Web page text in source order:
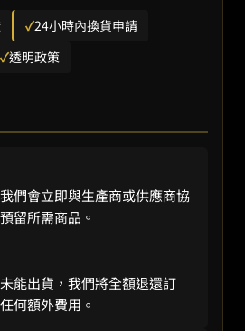
✓24小時內換貨申請
✓透明政策
們會立即與生產商或供應商協
留所需商品。
能出貨，我們將全額退還訂
何額外費用。